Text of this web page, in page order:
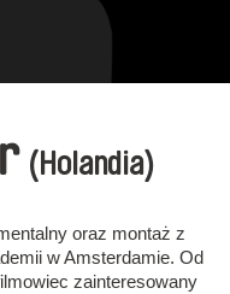
(Holandia)
oraz montaż z
w Amsterdamie. Od
zainteresowany